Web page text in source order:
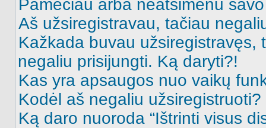
Pamečiau arba neatsimenu
Aš užsiregistravau, tačiau
Kažkada buvau užsiregistravęs,
negaliu prisijungti. Ką daryti?!
Kas yra apsaugos nuo vaikų
Kodėl aš negaliu užsiregistruoti?
Ką daro nuoroda “Ištrinti visus